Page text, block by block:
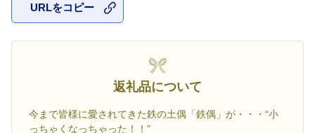
URLをコピー
返礼品について
今まで皆様に愛されてきた鉄の土偶「鉄偶」が・・・“小
っちゃくなっちゃった！！”